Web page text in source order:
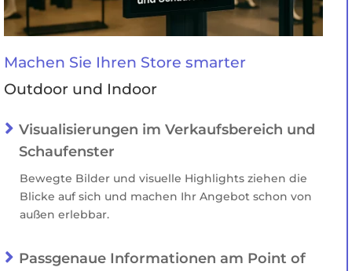
Machen Sie Ihren Store smarter
Outdoor und Indoor
 Visualisierungen im Verkaufsbereich und
Schaufenster
Bewegte Bilder und visuelle Highlights ziehen die
Blicke auf sich und machen Ihr Angebot schon von
außen erlebbar.
 Passgenaue Informationen am Point of